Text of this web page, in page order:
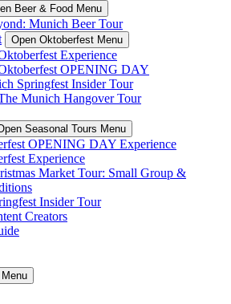
Beer & Food Menu
Munich Beer Tour
Open Oktoberfest Menu
Experience
OPENING DAY
Springfest Insider Tour
Munich Hangover Tour
Seasonal Tours Menu
OPENING DAY Experience
Experience
Market Tour: Small Group &
Insider Tour
Creators